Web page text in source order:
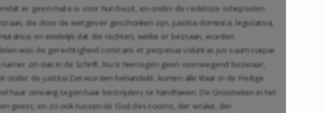
er geen mate is voor hun bezit, en onder de redeloze schepselen
die door de wetgever geschonken zijn, justitia dominica, legislativa,
en eindelijk dat die rechten, welke er bestaan, worden
was de gerechtigheid constans et perpetua voluntas jus suum cuique
zin dan in de Schrift. Nu is hiertegen geen overwegend bezwaar,
de justitia Dei worden behandeld, komen alle klaar in de Heilige
haar omvang tegen haar bestrijders te handhaven. De Gnostieken in het
geest, en zo ook tussen de God des toorns, der wrake, der